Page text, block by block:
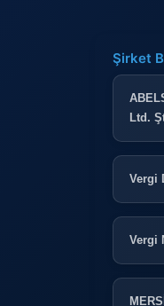
Şirket
Ltd.
Vergi
Vergi